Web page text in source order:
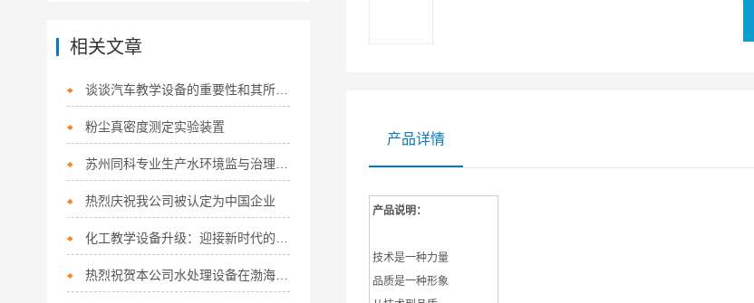
产品详情
产品说明：
技术是一种力量
品质是一种形象
相关文章
谈谈汽车教学设备的重要性和其所带来的优势
粉尘真密度测定实验装置
热烈庆祝我公司被认定为中国企业
热烈祝贺本公司水处理设备在渤海大学中标